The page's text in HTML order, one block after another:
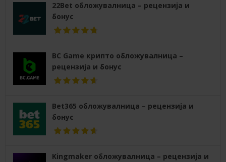
22Bet обложувалница – рецензија и
бонус
BC Game крипто обложувалница –
рецензија и бонус
Bet365 обложувалница – рецензија и
бонус
Kingmaker обложувалница – рецензија и